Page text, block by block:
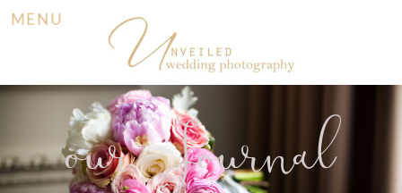
MENU
our Journal